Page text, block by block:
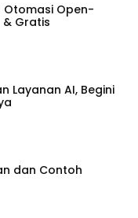
Otomasi Open-
& Gratis
Layanan AI, Begini
dan Contoh